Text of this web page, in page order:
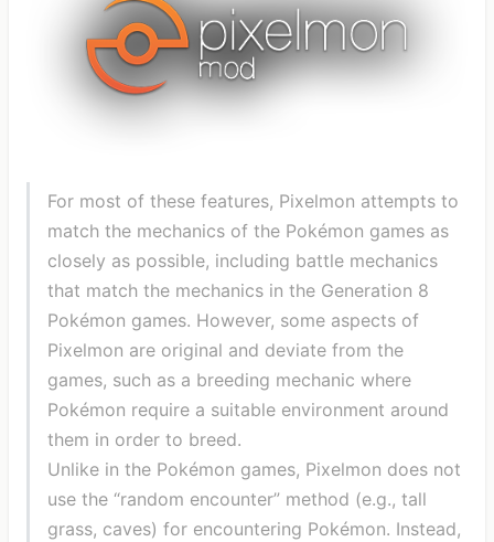
For most of these features, Pixelmon attempts to
match the mechanics of the Pokémon games as
closely as possible, including battle mechanics
that match the mechanics in the Generation 8
Pokémon games. However, some aspects of
Pixelmon are original and deviate from the
games, such as a breeding mechanic where
Pokémon require a suitable environment around
them in order to breed.
Unlike in the Pokémon games, Pixelmon does not
use the “random encounter” method (e.g., tall
grass, caves) for encountering Pokémon. Instead,